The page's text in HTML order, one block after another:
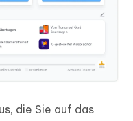
die Sie auf das